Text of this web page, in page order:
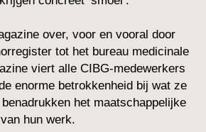
over, voor en vooral door
tot het bureau medicinale
viert alle CIBG-medewerkers
enorme betrokkenheid bij wat ze
het maatschappelijke
hun werk.